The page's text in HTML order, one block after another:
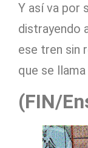
Y así va por
distrayendo
ese tren sin
que se
(FIN/